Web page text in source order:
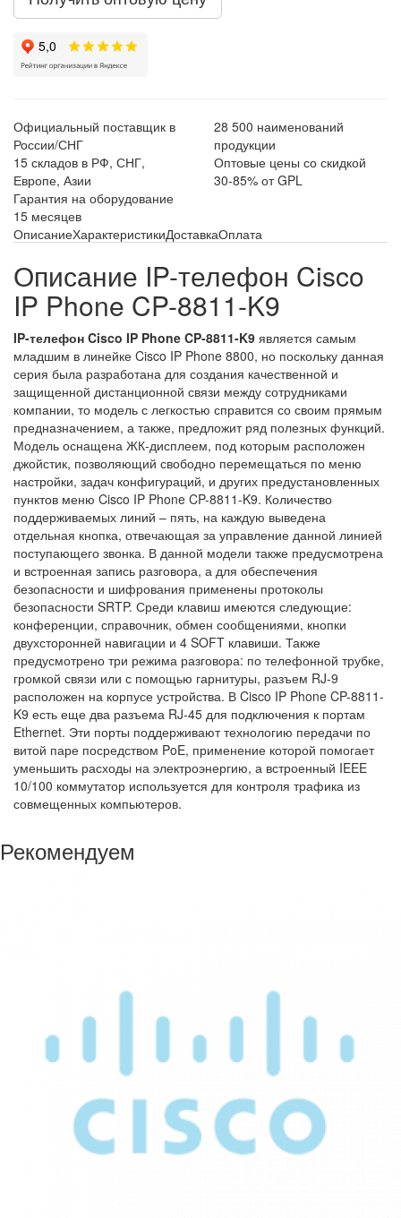
Официальный поставщик в
России/СНГ
28 500 наименований
продукции
15 складов в РФ, СНГ,
Европе, Азии
Оптовые цены со скидкой
30-85% от GPL
Гарантия на оборудование
15 месяцев
ОписаниеХарактеристикиДоставкаОплата
Описание IP-телефон Cisco
IP Phone CP-8811-K9
IP-телефон Cisco IP Phone CP-8811-K9 является самым
младшим в линейке Cisco IP Phone 8800, но поскольку данная
серия была разработана для создания качественной и
защищенной дистанционной связи между сотрудниками
компании, то модель с легкостью справится со своим прямым
предназначением, а также, предложит ряд полезных функций.
Модель оснащена ЖК-дисплеем, под которым расположен
джойстик, позволяющий свободно перемещаться по меню
настройки, задач конфигураций, и других предустановленных
пунктов меню Cisco IP Phone CP-8811-K9. Количество
поддерживаемых линий – пять, на каждую выведена
отдельная кнопка, отвечающая за управление данной линией
поступающего звонка. В данной модели также предусмотрена
и встроенная запись разговора, а для обеспечения
безопасности и шифрования применены протоколы
безопасности SRTP. Среди клавиш имеются следующие:
конференции, справочник, обмен сообщениями, кнопки
двухсторонней навигации и 4 SOFT клавиши. Также
предусмотрено три режима разговора: по телефонной трубке,
громкой связи или с помощью гарнитуры, разъем RJ-9
расположен на корпусе устройства. В Cisco IP Phone CP-8811-
K9 есть еще два разъема RJ-45 для подключения к портам
Ethernet. Эти порты поддерживают технологию передачи по
витой паре посредством PoE, применение которой помогает
уменьшить расходы на электроэнергию, а встроенный IEEE
10/100 коммутатор используется для контроля трафика из
совмещенных компьютеров.
Рекомендуем